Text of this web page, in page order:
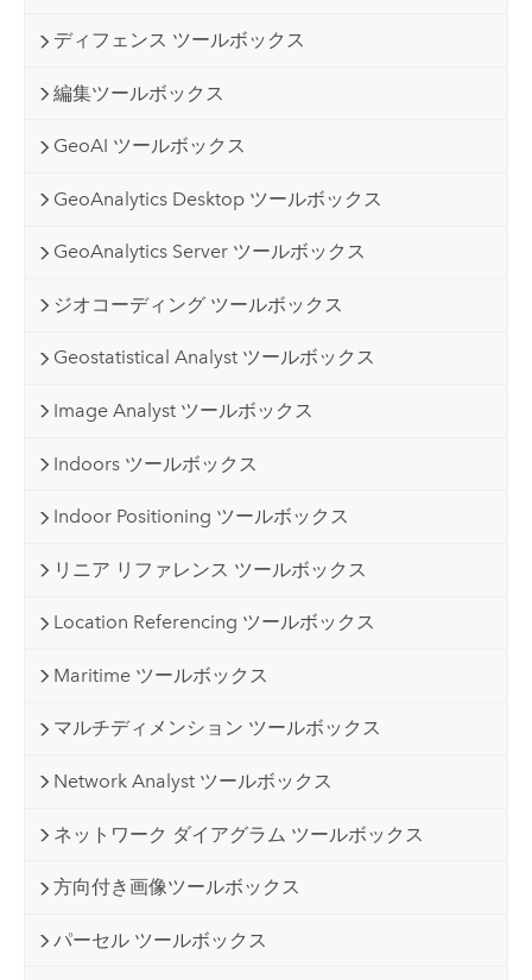
ディフェンス ツールボックス
編集ツールボックス
GeoAI ツールボックス
GeoAnalytics Desktop ツールボックス
GeoAnalytics Server ツールボックス
ジオコーディング ツールボックス
Geostatistical Analyst ツールボックス
Image Analyst ツールボックス
Indoors ツールボックス
Indoor Positioning ツールボックス
リニア リファレンス ツールボックス
Location Referencing ツールボックス
Maritime ツールボックス
マルチディメンション ツールボックス
Network Analyst ツールボックス
ネットワーク ダイアグラム ツールボックス
方向付き画像ツールボックス
パーセル ツールボックス